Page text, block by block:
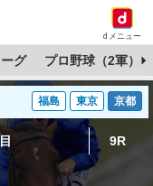
dメニュー
グ プロ野球（2軍）
福島 東京 京都
9R